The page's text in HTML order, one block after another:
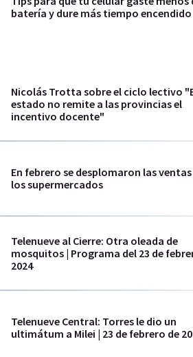
batería y dure más tiempo encendido
Nicolás Trotta sobre el ciclo lectivo
estado no remite a las provincias el
incentivo docente"
En febrero se desplomaron las ventas
los supermercados
Telenueve al Cierre: Otra oleada de
mosquitos | Programa del 23 de
2024
Telenueve Central: Torres le dio un
ultimátum a Milei | 23 de febrero de